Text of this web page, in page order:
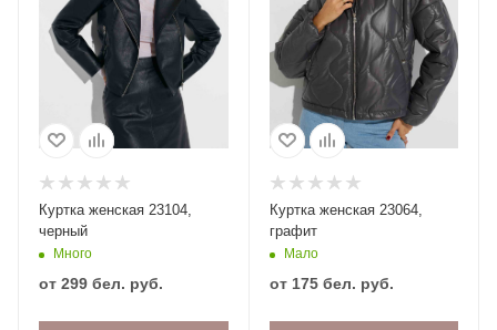
Куртка женская 23104,
черный
Много
от 299 бел. руб.
Куртка женская 23064,
графит
Мало
от 175 бел. руб.